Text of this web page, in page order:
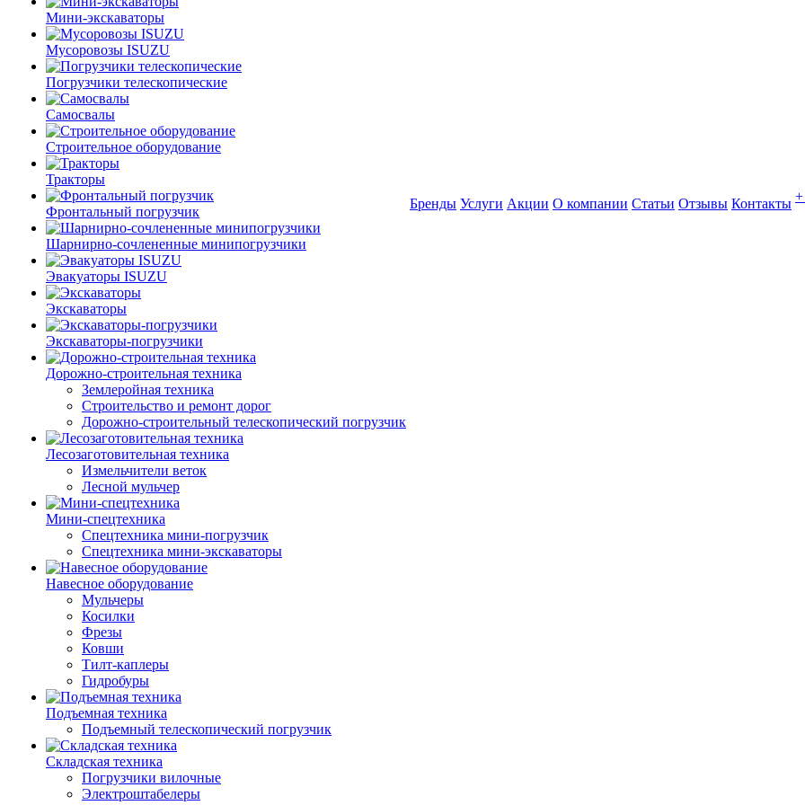
Мини-экскаваторы
Мусоровозы ISUZU
Погрузчики телескопические
Самосвалы
Строительное оборудование
Тракторы
Фронтальный погрузчик
Шарнирно-сочлененные минипогрузчики
Эвакуаторы ISUZU
Экскаваторы
Экскаваторы-погрузчики
Дорожно-строительная техника
Землеройная техника
Строительство и ремонт дорог
Дорожно-строительный телескопический погрузчик
Лесозаготовительная техника
Измельчители веток
Лесной мульчер
Мини-спецтехника
Спецтехника мини-погрузчик
Спецтехника мини-экскаваторы
Навесное оборудование
Мульчеры
Косилки
Фрезы
Ковши
Тилт-каплеры
Гидробуры
Подъемная техника
Подъемный телескопический погрузчик
Складская техника
Погрузчики вилочные
Электроштабелеры
Бренды Услуги Акции О компании Статьи Отзывы Контакты